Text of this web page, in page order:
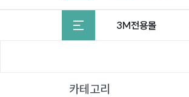
3M전용몰
카테고리